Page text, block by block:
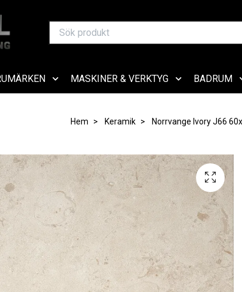
MASKINER & VERKTYG BADRUM
Hem Keramik Norrvange Ivory J66